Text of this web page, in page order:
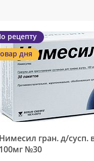
рецепту
дня
Нимесил гран. д/сусп.
100мг №30